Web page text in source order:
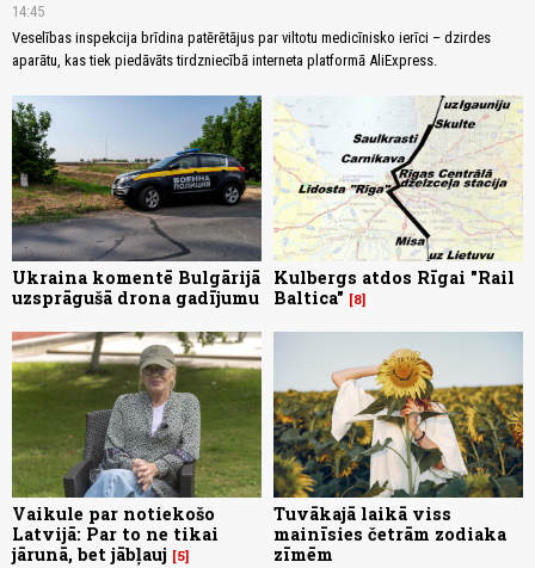
14:45
Veselības inspekcija brīdina patērētājus par viltotu medicīnisko ierīci – dzirdes
aparātu, kas tiek piedāvāts tirdzniecībā interneta platformā AliExpress.
Ukraina komentē Bulgārijā
uzsprāgušā drona gadījumu
Kulbergs atdos Rīgai "Rail
Baltica"
8
Vaikule par notiekošo
Latvijā: Par to ne tikai
jārunā, bet jābļauj
5
Tuvākajā laikā viss
mainīsies četrām zodiaka
zīmēm